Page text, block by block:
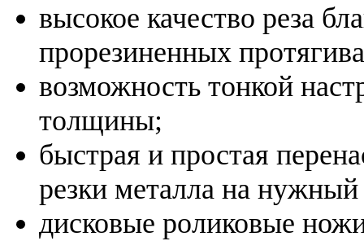
высокое качество реза
прорезиненных
возможность тонкой
толщины;
быстрая и простая
резки металла на нужный
дисковые роликовые